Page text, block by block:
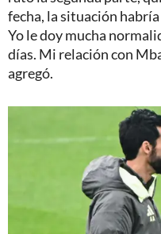
fecha, la situación
Yo le doy mucha
días. Mi relación con
agregó.